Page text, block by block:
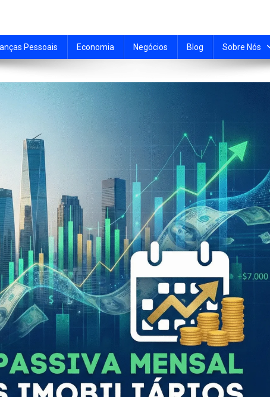
Pessoais Economia Negócios Blog Sobre Nós